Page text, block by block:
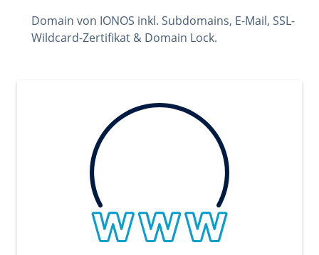
Domain von IONOS inkl. Subdomains, E-Mail, SSL-
Wildcard-Zertifikat & Domain Lock.